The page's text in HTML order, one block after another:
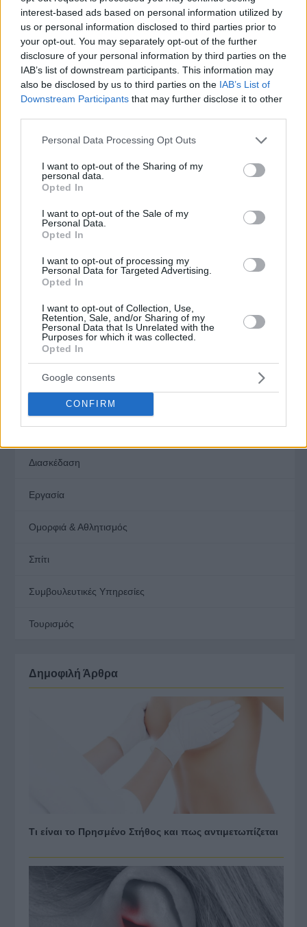
interest-based ads based on personal information utilized by
us or personal information disclosed to third parties prior to
your opt-out. You may separately opt-out of the further
disclosure of your personal information by third parties on the
IAB’s list of downstream participants. This information may
also be disclosed by us to third parties on the IAB’s List of
Downstream Participants that may further disclose it to other
Please note that this website/app uses one or more Google
not limited to your visit or usage behaviour. You may click to
grant or deny consent to Google and its third-party tags to
use your data for below specified purposes in below Google
consent section.
Personal Data Processing Opt Outs
I want to opt-out of the Sharing of my
personal data.
Opted In
I want to opt-out of the Sale of my
Personal Data.
Opted In
I want to opt-out of processing my
Personal Data for Targeted Advertising.
Opted In
I want to opt-out of Collection, Use,
Retention, Sale, and/or Sharing of my
Personal Data that Is Unrelated with the
Purposes for which it was collected.
Opted In
Google consents
CONFIRM
Αντιπρόεδρος Δ.Σ. Ένωσης Εκδοτών Διαδικτύου
(ΕΝ.Ε.Δ), Εκδότης/Διευθύνων Σύμβουλος Δέσμη
Εκδοτική και Ιωάννης Οικονομάκης ΔικηγόροςLLM
Νομικός Σύμβουλος Ένωσης Εκδοτών Διαδικτύου
(ΕΝ.Ε.Δ).
Στην Ημερίδα παρευρέθησαν στελέχη από τον χώρο του
στελέχη του χώρου της διαφήμισης.
(
Θεματολογία
Αυτοκίνητο
Γενικά
Διασκέδαση
Εργασία
Ομορφιά & Αθλητισμός
Σπίτι
Συμβουλευτικές Υπηρεσίες
Τουρισμός
Δημοφιλή Άρθρα
Τι είναι το Πρησμένο Στήθος και πως αντιμετωπίζεται